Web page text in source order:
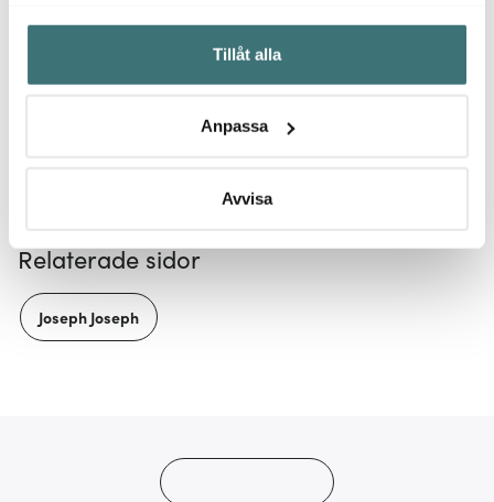
Samla in information om din geografiska plats som
kan ha en noggrannhet på upp till flera meter
Identifiera din enhet genom att aktivt skanna den för
Ta reda på mer om hur dina personliga uppgifter
Du kan ändra eller dra tillbaka ditt samtycke när som
Vi använder cookies för att innehållet och annonserna
ska anpassas efter det som vi tror att du tycker om. Det
gör också att vi kan analysera vår trafik och göra
Tillåt alla
Anpassa
Avvisa
Låt dig inspireras av våra kunder
Relaterade sidor
Joseph Joseph